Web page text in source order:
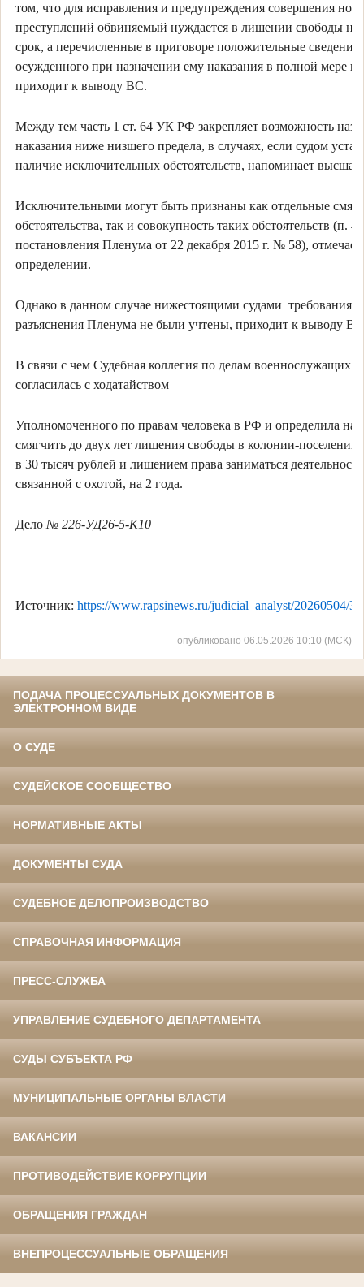
том, что для исправления и предупреждения совершения
преступлений обвиняемый нуждается в лишении свободы на
срок, а перечисленные в приговоре положительные сведения
осужденного при назначении ему наказания в полной мере
приходит к выводу ВС.
Между тем часть 1 ст. 64 УК РФ закрепляет возможность
наказания ниже низшего предела, в случаях, если судом
наличие исключительных обстоятельств, напоминает высшая
Исключительными могут быть признаны как отдельные
обстоятельства, так и совокупность таких обстоятельств (п. 40
постановления Пленума от 22 декабря 2015 г. № 58),
определении.
Однако в данном случае нижестоящими судами требования
разъяснения Пленума не были учтены, приходит к выводу
В связи с чем Судебная коллегия по делам военнослужащих
согласилась с ходатайством
Уполномоченного по правам человека в РФ и определила
смягчить до двух лет лишения свободы в колонии-
в 30 тысяч рублей и лишением права заниматься
связанной с охотой, на 2 года.
Дело № 226-УД26-5-К10
Источник: https://www.rapsinews.ru/judicial_analyst/20260504/
опубликовано 06.05.2026 10:10 (МСК)
ПОДАЧА ПРОЦЕССУАЛЬНЫХ ДОКУМЕНТОВ В
ЭЛЕКТРОННОМ ВИДЕ
О СУДЕ
СУДЕЙСКОЕ СООБЩЕСТВО
НОРМАТИВНЫЕ АКТЫ
ДОКУМЕНТЫ СУДА
СУДЕБНОЕ ДЕЛОПРОИЗВОДСТВО
СПРАВОЧНАЯ ИНФОРМАЦИЯ
ПРЕСС-СЛУЖБА
УПРАВЛЕНИЕ СУДЕБНОГО ДЕПАРТАМЕНТА
СУДЫ СУБЪЕКТА РФ
МУНИЦИПАЛЬНЫЕ ОРГАНЫ ВЛАСТИ
ВАКАНСИИ
ПРОТИВОДЕЙСТВИЕ КОРРУПЦИИ
ОБРАЩЕНИЯ ГРАЖДАН
ВНЕПРОЦЕССУАЛЬНЫЕ ОБРАЩЕНИЯ